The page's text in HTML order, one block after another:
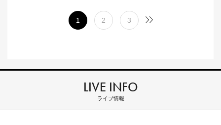
1 2 3
LIVE INFO
ライブ情報